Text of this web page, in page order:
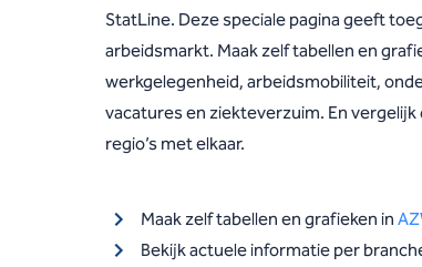
StatLine. Deze speciale pagina geeft
arbeidsmarkt. Maak zelf tabellen en
werkgelegenheid, arbeidsmobiliteit,
vacatures en ziekteverzuim. En
regio’s met elkaar.
Maak zelf tabellen en grafieken in
Bekijk actuele informatie per